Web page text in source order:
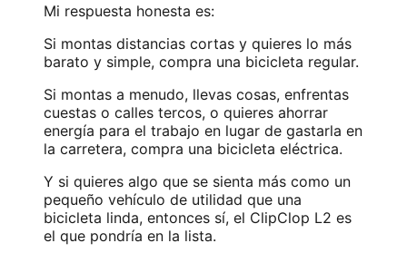
Mi respuesta honesta es:
Si montas distancias cortas y quieres lo más
barato y simple, compra una bicicleta regular.
Si montas a menudo, llevas cosas, enfrentas
cuestas o calles tercos, o quieres ahorrar
energía para el trabajo en lugar de gastarla en
la carretera, compra una bicicleta eléctrica.
Y si quieres algo que se sienta más como un
pequeño vehículo de utilidad que una
bicicleta linda, entonces sí, el ClipClop L2 es
el que pondría en la lista.